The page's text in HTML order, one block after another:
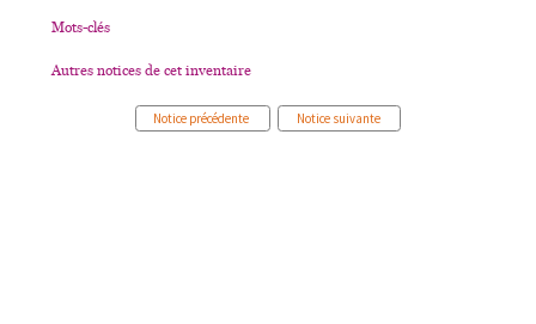
Mots-clés
Autres notices de cet inventaire
Notice précédente Notice suivante